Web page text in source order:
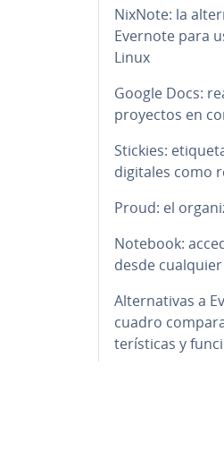
NixNote: la
Evernote para
Linux
Google Docs:
proyectos en
Stickies:
digitales como
Proud: el
Notebook:
desde
Al­te­r­na­ti­vas a
cuadro
te­rí­s­ti­cas y